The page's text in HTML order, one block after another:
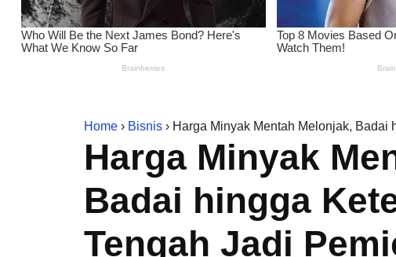
Home › Bisnis › Harga Minyak Mentah Melonjak,
Harga Minyak
Badai hingga
Tengah Jadi